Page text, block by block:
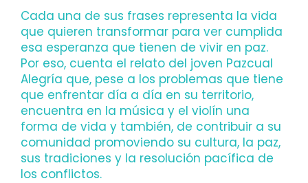
Cada una de sus frases representa la vida
que quieren transformar para ver cumplida
esa esperanza que tienen de vivir en paz.
Por eso, cuenta el relato del joven Pazcual
Alegría que, pese a los problemas que tiene
que enfrentar día a día en su territorio,
encuentra en la música y el violín una
forma de vida y también, de contribuir a su
comunidad promoviendo su cultura, la paz,
sus tradiciones y la resolución pacífica de
los conflictos.